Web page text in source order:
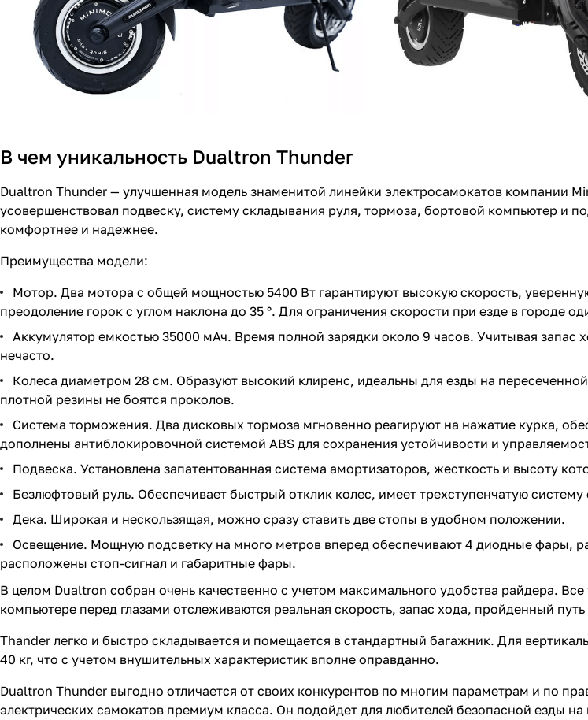
В чем уникальность Dualtron Thunder
Dualtron Thunder — улучшенная модель знаменитой линейки электросамокатов компании
усовершенствовал подвеску, систему складывания руля, тормоза, бортовой компьютер и
комфортнее и надежнее.
Преимущества модели:
Мотор. Два мотора с общей мощностью 5400 Вт гарантируют высокую скорость,
преодоление горок с углом наклона до 35 °. Для ограничения скорости при езде в городе
Аккумулятор емкостью 35000 мАч. Время полной зарядки около 9 часов. Учитывая запас
нечасто.
Колеса диаметром 28 см. Образуют высокий клиренс, идеальны для езды на
плотной резины не боятся проколов.
Система торможения. Два дисковых тормоза мгновенно реагируют на нажатие курка,
дополнены антиблокировочной системой ABS для сохранения устойчивости и
Подвеска. Установлена запатентованная система амортизаторов, жесткость и высоту
Безлюфтовый руль. Обеспечивает быстрый отклик колес, имеет трехступенчатую систему
Дека. Широкая и нескользящая, можно сразу ставить две стопы в удобном положении.
Освещение. Мощную подсветку на много метров вперед обеспечивают 4 диодные фары,
расположены стоп-сигнал и габаритные фары.
В целом Dualtron собран очень качественно с учетом максимального удобства райдера.
компьютере перед глазами отслеживаются реальная скорость, запас хода, пройденный
Thander легко и быстро складывается и помещается в стандартный багажник. Для
40 кг, что с учетом внушительных характеристик вполне оправданно.
Dualtron Thunder выгодно отличается от своих конкурентов по многим параметрам и по
электрических самокатов премиум класса. Он подойдет для любителей безопасной езды